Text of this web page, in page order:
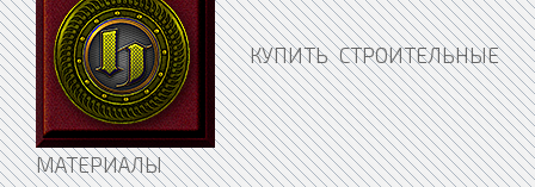
КУПИТЬ СТРОИТЕЛЬНЫЕ
МАТЕРИАЛЫ